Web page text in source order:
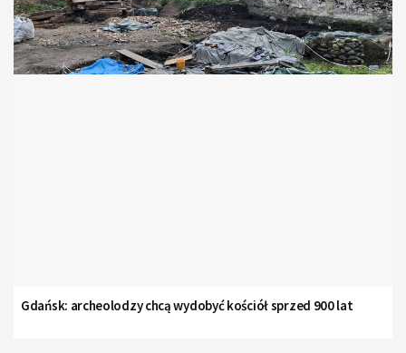
Gdańsk: archeolodzy chcą wydobyć kościół sprzed 900 lat